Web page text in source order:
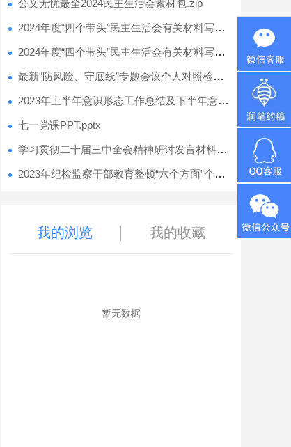
公文无忧最全2024民主生活会素材包.zip
2024年度“四个带头”民主生活会有关材料写作素材合集之2（61篇26万字）.docx
2024年度“四个带头”民主生活会有关材料写作素材合集之1（11篇4万字）.docx
最新“防风险、守底线”专题会议个人对照检查材料.docx
2023年上半年意识形态工作总结及下半年意识形态工作安排.docx
七一党课PPT.pptx
学习贯彻二十届三中全会精神研讨发言材料汇编（7篇）.docx
2023年纪检监察干部教育整顿“六个方面”个人检视剖析报告.docx
我的浏览 我的收藏
暂无数据